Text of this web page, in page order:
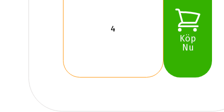
Köp
Nu